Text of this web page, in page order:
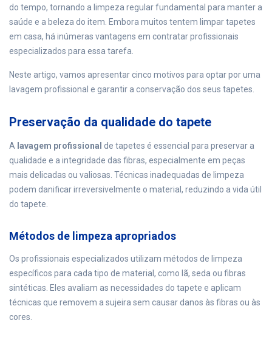
do tempo, tornando a limpeza regular fundamental para manter a
saúde e a beleza do item. Embora muitos tentem limpar tapetes
em casa, há inúmeras vantagens em contratar profissionais
especializados para essa tarefa.
Neste artigo, vamos apresentar cinco motivos para optar por uma
lavagem profissional e garantir a conservação dos seus tapetes.
Preservação da qualidade do tapete
A lavagem profissional de tapetes é essencial para preservar a
qualidade e a integridade das fibras, especialmente em peças
mais delicadas ou valiosas. Técnicas inadequadas de limpeza
podem danificar irreversivelmente o material, reduzindo a vida útil
do tapete.
Métodos de limpeza apropriados
Os profissionais especializados utilizam métodos de limpeza
específicos para cada tipo de material, como lã, seda ou fibras
sintéticas. Eles avaliam as necessidades do tapete e aplicam
técnicas que removem a sujeira sem causar danos às fibras ou às
cores.